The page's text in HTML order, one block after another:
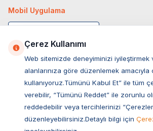
Mobil Uygulama
Müşteri Hizmetleri
Çerez Kullanımı
Web sitemizde deneyiminizi iyileştirmek
alanlarınıza göre düzenlemek
kullanıyoruz.Tümünü Kabul Et” ile tüm
verebilir, “Tümünü Reddet” ile zorunlu
reddedebilir veya tercihlerinizi
düzenleyebilirsiniz.Detaylı bilgi için